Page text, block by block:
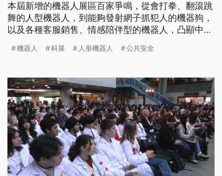
本屆新增的機器人展區百家爭鳴，從會打拳、翻滾跳
舞的人型機器人，到能夠發射網子抓犯人的機器狗，
以及各種客服銷售、情感陪伴型的機器人，凸顯中國
趨勢。
機器人 科展 人形機器人 公共安全